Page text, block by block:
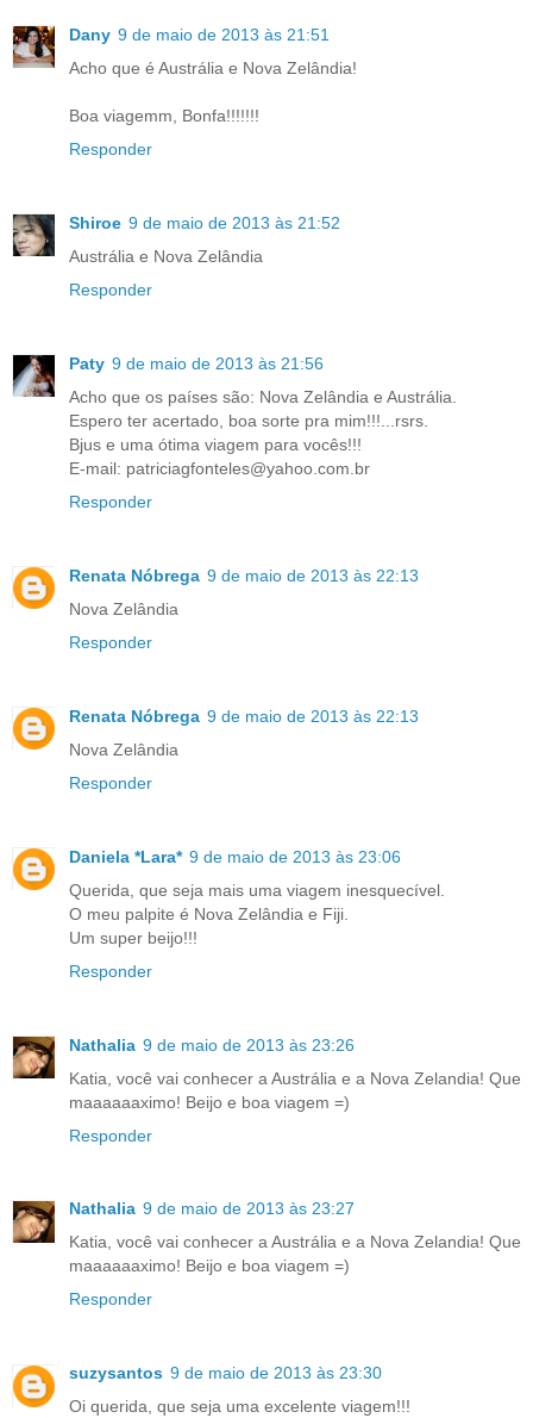
Dany 9 de maio de 2013 às 21:51
Acho que é Austrália e Nova Zelândia!
Boa viagemm, Bonfa!!!!!!!
Responder
Shiroe 9 de maio de 2013 às 21:52
Austrália e Nova Zelândia
Responder
Paty 9 de maio de 2013 às 21:56
Acho que os países são: Nova Zelândia e Austrália.
Espero ter acertado, boa sorte pra mim!!!...rsrs.
Bjus e uma ótima viagem para vocês!!!
E-mail: patriciagfonteles@yahoo.com.br
Responder
Renata Nóbrega 9 de maio de 2013 às 22:13
Nova Zelândia
Responder
Renata Nóbrega 9 de maio de 2013 às 22:13
Nova Zelândia
Responder
Daniela *Lara* 9 de maio de 2013 às 23:06
Querida, que seja mais uma viagem inesquecível.
O meu palpite é Nova Zelândia e Fiji.
Um super beijo!!!
Responder
Nathalia 9 de maio de 2013 às 23:26
Katia, você vai conhecer a Austrália e a Nova Zelandia! Que
maaaaaaximo! Beijo e boa viagem =)
Responder
Nathalia 9 de maio de 2013 às 23:27
Katia, você vai conhecer a Austrália e a Nova Zelandia! Que
maaaaaaximo! Beijo e boa viagem =)
Responder
suzysantos 9 de maio de 2013 às 23:30
Oi querida, que seja uma excelente viagem!!!